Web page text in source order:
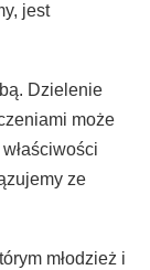
jest
Dzielenie
może
ze
młodzież i